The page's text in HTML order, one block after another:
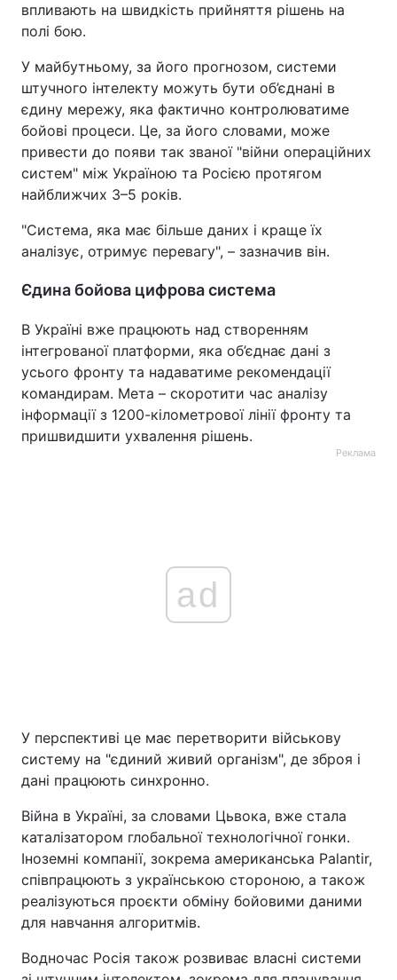
впливають на швидкість прийняття рішень на
полі бою.
У майбутньому, за його прогнозом, системи
штучного інтелекту можуть бути об’єднані в
єдину мережу, яка фактично контролюватиме
бойові процеси. Це, за його словами, може
привести до появи так званої "війни операційних
систем" між Україною та Росією протягом
найближчих 3–5 років.
"Система, яка має більше даних і краще їх
аналізує, отримує перевагу", – зазначив він.
Єдина бойова цифрова система
В Україні вже працюють над створенням
інтегрованої платформи, яка об’єднає дані з
усього фронту та надаватиме рекомендації
командирам. Мета – скоротити час аналізу
інформації з 1200-кілометрової лінії фронту та
пришвидшити ухвалення рішень.
Реклама
ad
У перспективі це має перетворити військову
систему на "єдиний живий організм", де зброя і
дані працюють синхронно.
Війна в Україні, за словами Цьвока, вже стала
каталізатором глобальної технологічної гонки.
Іноземні компанії, зокрема американська Palantir,
співпрацюють з українською стороною, а також
реалізуються проєкти обміну бойовими даними
для навчання алгоритмів.
Водночас Росія також розвиває власні системи